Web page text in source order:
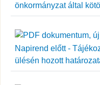
önkormányzat által
Napirend előtt -
ülésén hozott